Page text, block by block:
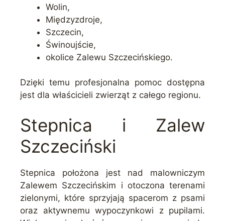
Wolin,
Międzyzdroje,
Szczecin,
Świnoujście,
okolice Zalewu Szczecińskiego.
Dzięki temu profesjonalna pomoc dostępna
jest dla właścicieli zwierząt z całego regionu.
Stepnica i Zalew
Szczeciński
Stepnica położona jest nad malowniczym
Zalewem Szczecińskim i otoczona terenami
zielonymi, które sprzyjają spacerom z psami
oraz aktywnemu wypoczynkowi z pupilami.